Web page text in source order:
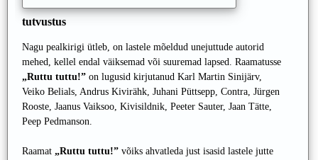
tutvustus
Nagu pealkirigi ütleb, on lastele mõeldud unejuttude autorid
mehed, kellel endal väiksemad või suuremad lapsed. Raamatusse
„Ruttu tuttu!” on lugusid kirjutanud Karl Martin Sinijärv,
Veiko Belials, Andrus Kivirähk, Juhani Püttsepp, Contra, Jürgen
Rooste, Jaanus Vaiksoo, Kivisildnik, Peeter Sauter, Jaan Tätte,
Peep Pedmanson.
Raamat „Ruttu tuttu!” võiks ahvatleda just isasid lastele jutte